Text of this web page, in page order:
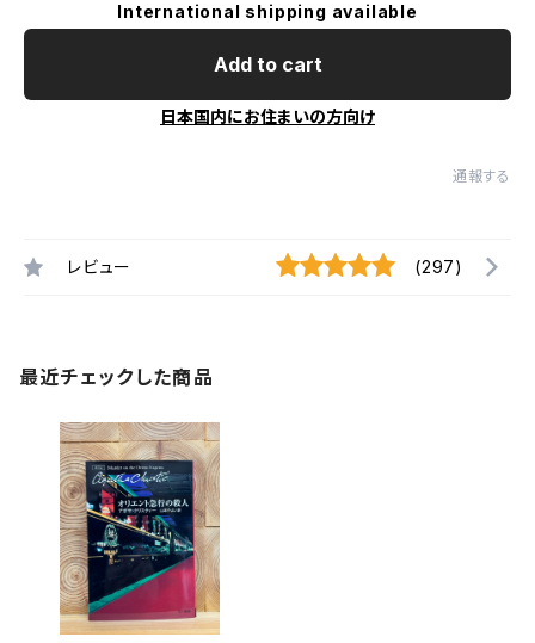
International shipping available
Add to cart
日本国内にお住まいの方向け
通報する
レビュー (297)
最近チェックした商品